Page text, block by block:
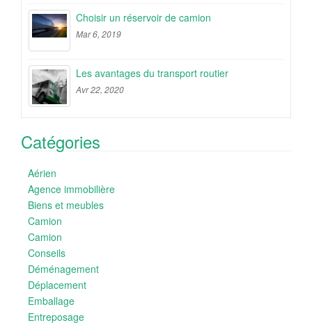
Choisir un réservoir de camion
Mar 6, 2019
Les avantages du transport routier
Avr 22, 2020
Catégories
Aérien
Agence immobilière
Biens et meubles
Camion
Camion
Conseils
Déménagement
Déplacement
Emballage
Entreposage